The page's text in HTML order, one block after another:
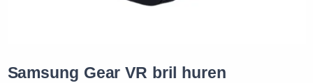
Samsung Gear VR bril huren